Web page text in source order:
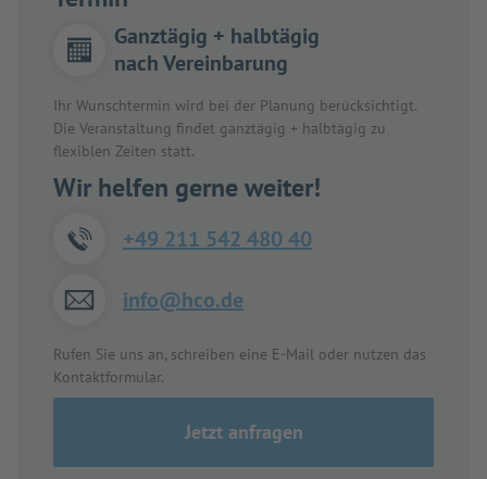
Ganztägig + halbtägig
nach Vereinbarung
Ihr Wunschtermin wird bei der Planung berücksichtigt.
Die Veranstaltung findet ganztägig + halbtägig zu
flexiblen Zeiten statt.
Wir helfen gerne weiter!
+49 211 542 480 40
info@hco.de
Rufen Sie uns an, schreiben eine E-Mail oder nutzen das
Kontaktformular.
Jetzt anfragen